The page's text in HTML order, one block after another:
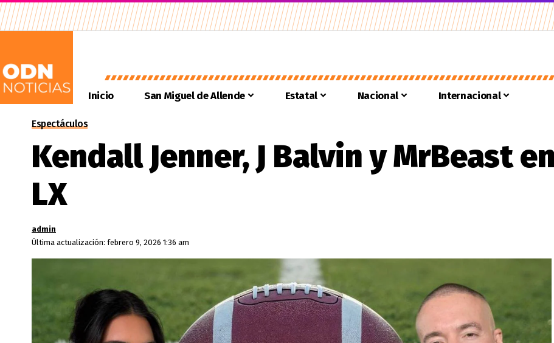
Inicio San Miguel de Allende Estatal Nacional Internacional
Espectáculos
Kendall Jenner, J Balvin y MrBeast
LX
Última actualización: febrero 9, 2026 1:36 am
admin